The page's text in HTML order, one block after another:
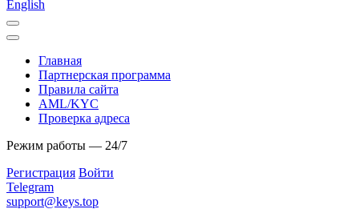
English
Главная
Партнерская программа
Правила сайта
AML/KYC
Проверка адреса
Режим работы — 24/7
Регистрация Войти
Telegram
support@keys.top